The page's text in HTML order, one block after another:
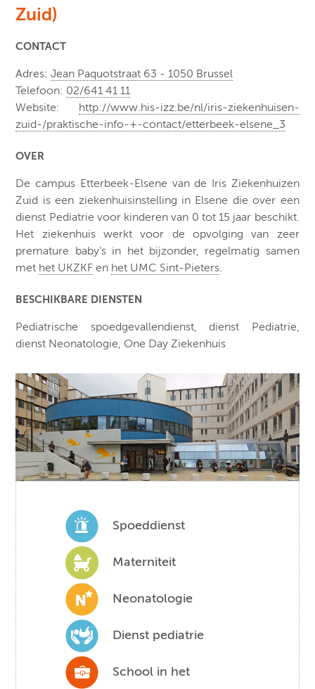
Zuid)
CONTACT
Adres:Jean Paquotstraat 63 - 1050 Brussel
Telefoon: 02/641 41 11
Website: http://www.his-izz.be/nl/iris-ziekenhuisen-
zuid-/praktische-info-+-contact/etterbeek-elsene_3
OVER
De campus Etterbeek-Elsene van de Iris Ziekenhuizen
Zuid is een ziekenhuisinstelling in Elsene die over een
dienst Pediatrie voor kinderen van 0 tot 15 jaar beschikt.
Het ziekenhuis werkt voor de opvolging van zeer
premature baby’s in het bijzonder, regelmatig samen
met het UKZKF en het UMC Sint-Pieters.
BESCHIKBARE DIENSTEN
Pediatrische spoedgevallendienst, dienst Pediatrie,
dienst Neonatologie, One Day Ziekenhuis
Spoeddienst
Materniteit
Neonatologie
Dienst pediatrie
School in het